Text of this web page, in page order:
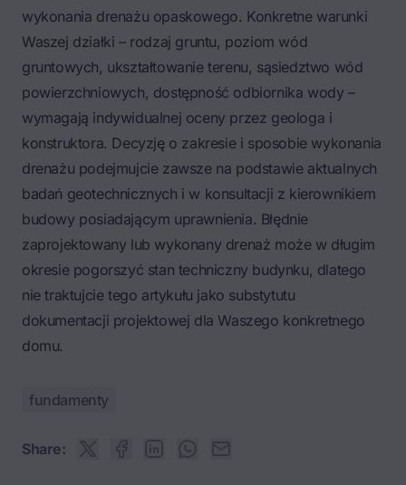
wykonania drenażu opaskowego. Konkretne warunki
Waszej działki – rodzaj gruntu, poziom wód
gruntowych, ukształtowanie terenu, sąsiedztwo wód
powierzchniowych, dostępność odbiornika wody –
wymagają indywidualnej oceny przez geologa i
konstruktora. Decyzję o zakresie i sposobie wykonania
drenażu podejmujcie zawsze na podstawie aktualnych
badań geotechnicznych i w konsultacji z kierownikiem
budowy posiadającym uprawnienia. Błędnie
zaprojektowany lub wykonany drenaż może w długim
okresie pogorszyć stan techniczny budynku, dlatego
nie traktujcie tego artykułu jako substytutu
dokumentacji projektowej dla Waszego konkretnego
domu.
fundamenty
Share: